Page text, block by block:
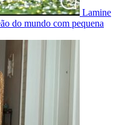
Lamine
do mundo com pequena